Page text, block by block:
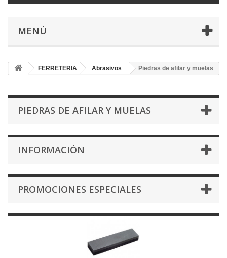
MENÚ
FERRETERIA Abrasivos Piedras de afilar y muelas
PIEDRAS DE AFILAR Y MUELAS
INFORMACIÓN
PROMOCIONES ESPECIALES